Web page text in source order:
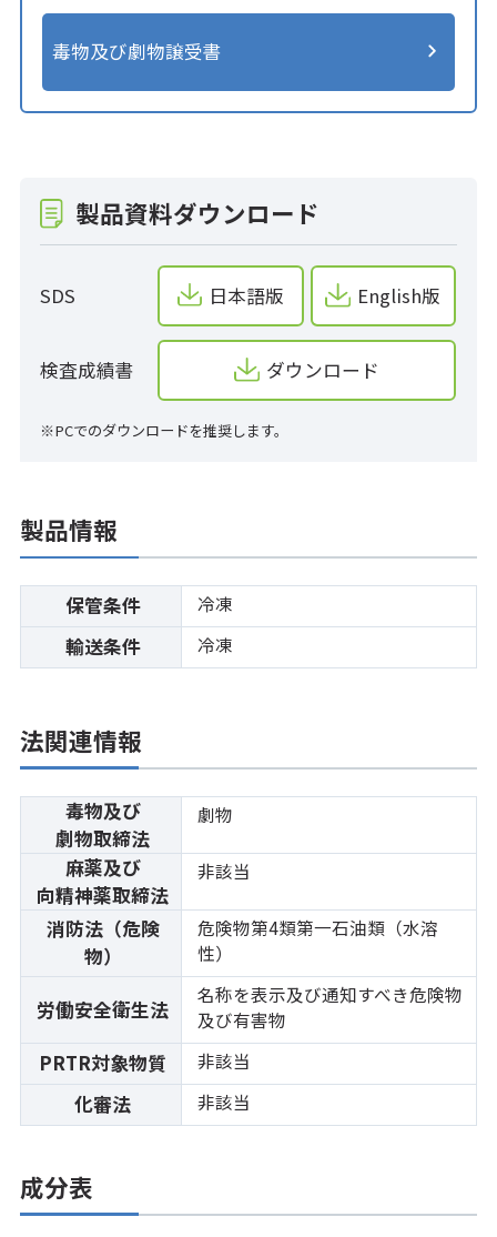
毒物及び劇物譲受書
製品資料ダウンロード
SDS 日本語版 English版
検査成績書 ダウンロード
※PCでのダウンロードを推奨します。
製品情報
保管条件 冷凍
輸送条件 冷凍
法関連情報
毒物及び
劇物取締法
劇物
麻薬及び
向精神薬取締法
非該当
消防法（危険
物）
危険物第4類第一石油類（水溶
性）
労働安全衛生法
名称を表示及び通知すべき危険物
及び有害物
PRTR対象物質 非該当
化審法 非該当
成分表